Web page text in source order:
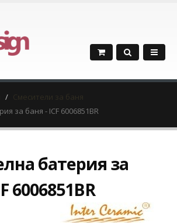
Смесители за баня
за баня - ICF 6006851BR
батерия за
6006851BR